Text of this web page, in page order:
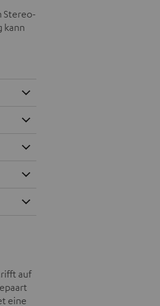
Stereo-
kann
auf
eine